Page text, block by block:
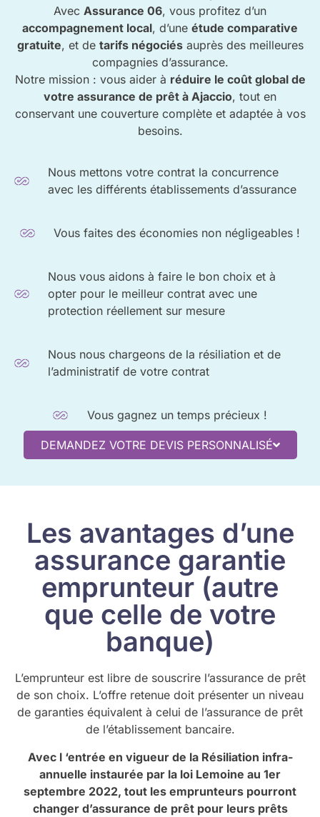
Avec Assurance 06, vous profitez d’un
accompagnement local, d’une étude comparative
gratuite, et de tarifs négociésauprès des meilleures
compagnies d’assurance.
Notre mission : vous aider à réduire le coût global de
votre assurance de prêt à Ajaccio, tout en
conservant une couverture complète et adaptée à vos
besoins.
Nous mettons votre contrat la concurrence
avec les différents établissements d’assurance
Vous faites des économies non négligeables !
Nous vous aidons à faire le bon choix et à
opter pour le meilleur contrat avec une
protection réellement sur mesure
Nous nous chargeons de la résiliation et de
l’administratif de votre contrat
Vous gagnez un temps précieux !
DEMANDEZ VOTRE DEVIS PERSONNALISÉ
Les avantages d’une
assurance garantie
emprunteur (autre
que celle de votre
banque)
L’emprunteur est libre de souscrire l’assurance de prêt
de son choix. L’offre retenue doit présenter un niveau
de garanties équivalent à celui de l’assurance de prêt
de l’établissement bancaire.
Avec l ‘entrée en vigueur de la Résiliation infra-
annuelle instaurée par la loi Lemoine au 1er
septembre 2022, tout les emprunteurs pourront
changer d’assurance de prêt pour leurs prêts